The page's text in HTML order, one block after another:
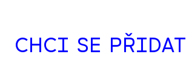
CHCI SE PŘIDAT